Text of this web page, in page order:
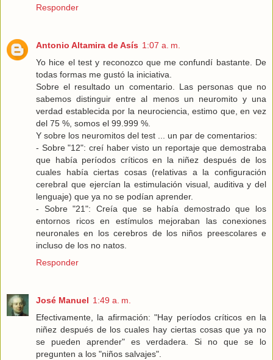
Responder
Antonio Altamira de Asís 1:07 a. m.
Yo hice el test y reconozco que me confundí bastante. De
todas formas me gustó la iniciativa.
Sobre el resultado un comentario. Las personas que no
sabemos distinguir entre al menos un neuromito y una
verdad establecida por la neurociencia, estimo que, en vez
del 75 %, somos el 99.999 %.
Y sobre los neuromitos del test ... un par de comentarios:
- Sobre "12": creí haber visto un reportaje que demostraba
que había períodos críticos en la niñez después de los
cuales había ciertas cosas (relativas a la configuración
cerebral que ejercían la estimulación visual, auditiva y del
lenguaje) que ya no se podían aprender.
- Sobre "21": Creía que se había demostrado que los
entornos ricos en estímulos mejoraban las conexiones
neuronales en los cerebros de los niños preescolares e
incluso de los no natos.
Responder
José Manuel 1:49 a. m.
Efectivamente, la afirmación: "Hay períodos críticos en la
niñez después de los cuales hay ciertas cosas que ya no
se pueden aprender" es verdadera. Si no que se lo
pregunten a los "niños salvajes".